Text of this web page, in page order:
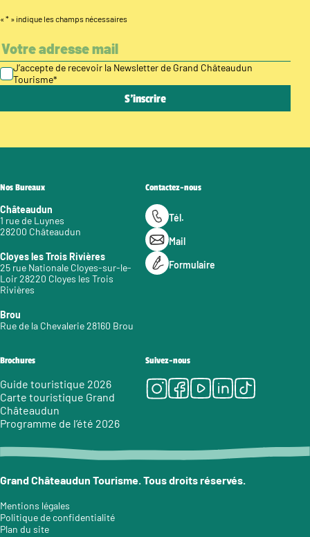
« * » indique les champs nécessaires
J’accepte de recevoir la Newsletter de Grand Châteaudun
Tourisme*
Nos Bureaux
Châteaudun
1 rue de Luynes
28200 Châteaudun
Cloyes les Trois Rivières
25 rue Nationale Cloyes-sur-le-
Loir 28220 Cloyes les Trois
Rivières
Brou
Rue de la Chevalerie 28160 Brou
Contactez-nous
Tél.
Mail
Formulaire
Brochures
Guide touristique 2026
Carte touristique Grand
Châteaudun
Programme de l’été 2026
Suivez-nous
Instagram
Facebook
Youtube
LinkedIn
Tiktok
Grand Châteaudun Tourisme. Tous droits réservés.
Mentions légales
Politique de confidentialité
Plan du site